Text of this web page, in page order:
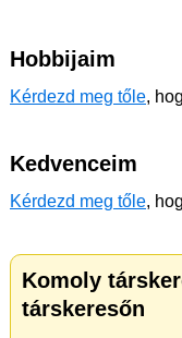
Hobbijaim
Kérdezd meg tőle,
Kedvenceim
Kérdezd meg tőle,
Komoly
társkeresőn